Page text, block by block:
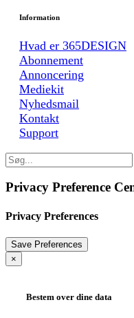
Information
Hvad er 365DESIGN
Abonnement
Annoncering
Mediekit
Nyhedsmail
Kontakt
Support
Privacy Preference
Privacy Preferences
×
Bestem over dine data